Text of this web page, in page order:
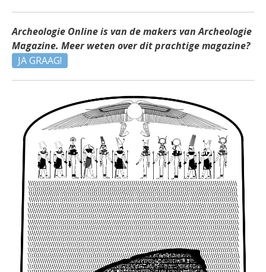
Archeologie Online is van de makers van Archeologie
Magazine. Meer weten over dit prachtige magazine?
JA GRAAG!